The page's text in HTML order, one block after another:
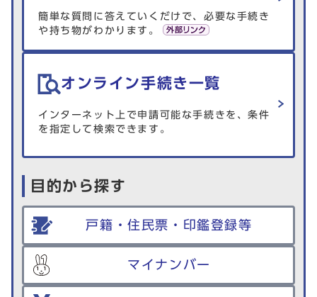
簡単な質問に答えていくだけで、必要な手続き
や持ち物がわかります。
オンライン手続き一覧
インターネット上で申請可能な手続きを、条件
を指定して検索できます。
目的から探す
戸籍・住民票・印鑑登録等
マイナンバー